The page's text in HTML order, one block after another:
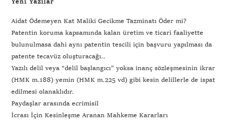
Yeni Yazılar
Aidat Ödemeyen Kat Maliki Gecikme Tazminatı Öder mi?
Patentin koruma kapsamında kalan üretim ve ticari faaliyette
bulunulmasa dahi aynı patentin tescili için başvuru yapılması da
patente tecavüz oluşturacağı..
Yazılı delil veya “delil başlangıcı” yoksa inanç sözleşmesinin ikrar
(HMK m.188) yemin (HMK m.225 vd) gibi kesin delillerle de ispat
edilmesi olanaklıdır.
Paydaşlar arasında ecrimisil
İcrası İçin Kesinleşme Aranan Mahkeme Kararları